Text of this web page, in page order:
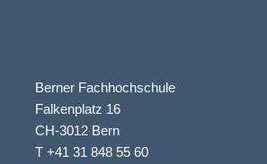
Berner Fachhochschule
Falkenplatz 16
CH-3012 Bern
T +41 31 848 55 60